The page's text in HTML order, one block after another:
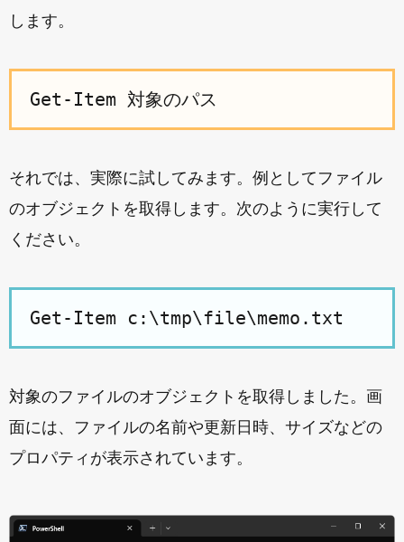
します。
それでは、実際に試してみます。例としてファイル
のオブジェクトを取得します。次のように実行して
ください。
対象のファイルのオブジェクトを取得しました。画
面には、ファイルの名前や更新日時、サイズなどの
プロパティが表示されています。